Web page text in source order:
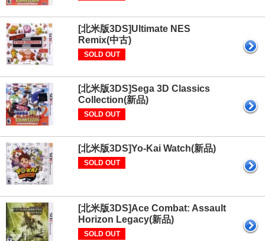
[北米版3DS]Ultimate NES
Remix(中古)
SOLD OUT
[北米版3DS]Sega 3D Classics
Collection(新品)
SOLD OUT
[北米版3DS]Yo-Kai Watch(新品)
SOLD OUT
[北米版3DS]Ace Combat: Assault
Horizon Legacy(新品)
SOLD OUT